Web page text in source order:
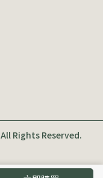
加入購物車
All Rights Reserved.